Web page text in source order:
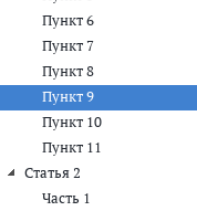
Пункт 6
Пункт 7
Пункт 8
Пункт 9
Пункт 10
Пункт 11
Статья 2
Часть 1